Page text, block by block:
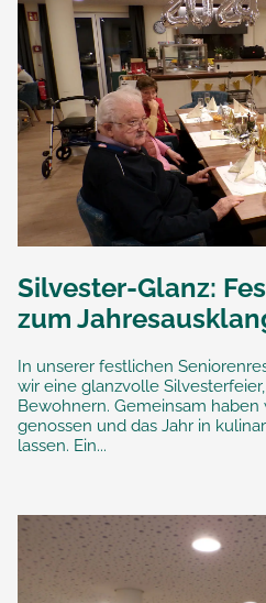
Silvester-Glanz:
zum
In unserer festlichen
wir eine glanzvolle
Bewohnern. Gemeinsam haben
genossen und das Jahr in
lassen. Ein...